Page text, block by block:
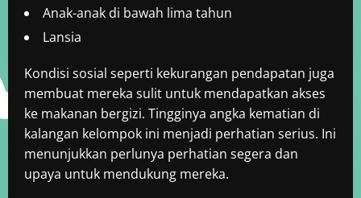
Anak-anak di bawah lima tahun
Lansia
Kondisi sosial seperti kekurangan pendapatan juga
membuat mereka sulit untuk mendapatkan akses
ke makanan bergizi. Tingginya angka kematian di
kalangan kelompok ini menjadi perhatian serius. Ini
menunjukkan perlunya perhatian segera dan
upaya untuk mendukung mereka.